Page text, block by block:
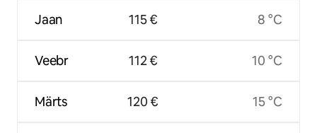
Jaan
Veebr
Märts
115 €
112 €
120 €
8 °C
10 °C
15 °C